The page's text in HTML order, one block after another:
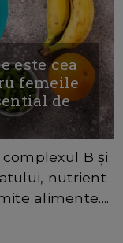
este cea
femeile
de
B și
nutrient
alimente....